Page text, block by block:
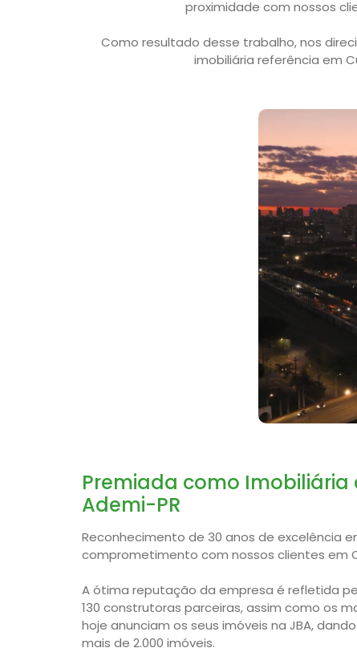
proximidade com nossos
Como resultado desse trabalho, nos
imobiliária referência em
Premiada como Imobiliária
Ademi-PR
Reconhecimento de 30 anos de excelência
comprometimento com nossos clientes em
A ótima reputação da empresa é refletida
130 construtoras parceiras, assim como os
hoje anunciam os seus imóveis na JBA,
mais de 2.000 imóveis.